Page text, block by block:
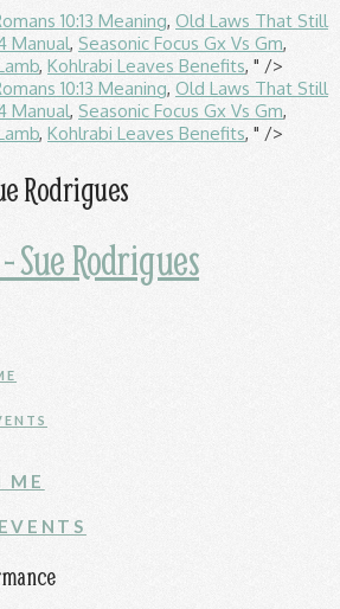
10:13 Meaning, Old Laws That Still
Manual, Seasonic Focus Gx Vs Gm,
, Kohlrabi Leaves Benefits, " />
10:13 Meaning, Old Laws That Still
Manual, Seasonic Focus Gx Vs Gm,
, Kohlrabi Leaves Benefits, " />
Rodrigues
Sue Rodrigues
ME